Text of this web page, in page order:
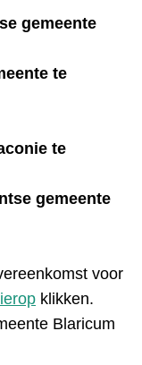
gemeente
te
te
gemeente
voor
klikken.
Blaricum